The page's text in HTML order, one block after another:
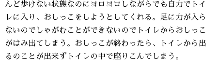
んど歩けない状態なのにヨロヨロしながらでも自力でトイ
レに入り、おしっこをしようとしてくれる。足に力が入ら
ないのでしゃがむことができないのでトイレからおしっこ
がはみ出てしまう。おしっこが終わったら、トイレから出
るのことが出来ずトイレの中で座りこんでしまう。